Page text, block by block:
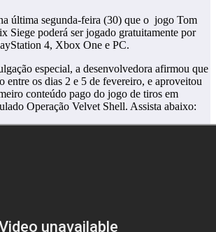
última segunda-feira (30) que o jogo Tom
Siege poderá ser jogado gratuitamente por
4, Xbox One e PC.
especial, a desenvolvedora afirmou que
entre os dias 2 e 5 de fevereiro, e aproveitou
conteúdo pago do jogo de tiros em
Operação Velvet Shell. Assista abaixo: